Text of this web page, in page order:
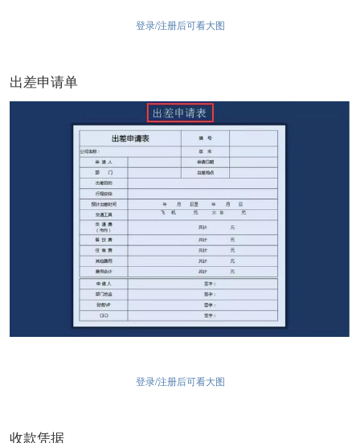
登录/注册后可看大图
出差申请单
登录/注册后可看大图
收款凭据